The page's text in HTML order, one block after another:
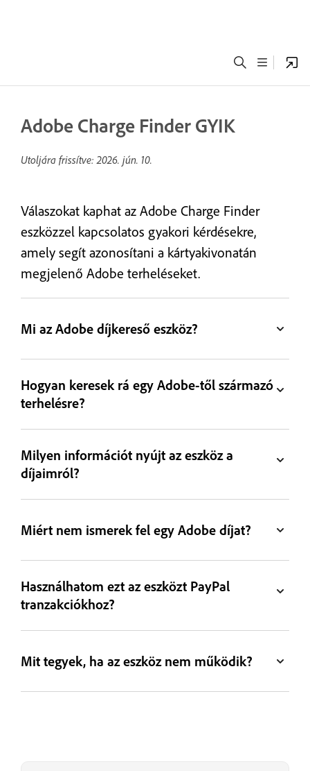
Adobe Charge Finder GYIK
Utoljára frissítve:2026. jún. 10.
Válaszokat kaphat az Adobe Charge Finder
eszközzel kapcsolatos gyakori kérdésekre,
amely segít azonosítani a kártyakivonatán
megjelenő Adobe terheléseket.
Mi az Adobe díjkereső eszköz?
Hogyan keresek rá egy Adobe-től származó
terhelésre?
Milyen információt nyújt az eszköz a
díjaimról?
Miért nem ismerek fel egy Adobe díjat?
Használhatom ezt az eszközt PayPal
tranzakciókhoz?
Mit tegyek, ha az eszköz nem működik?